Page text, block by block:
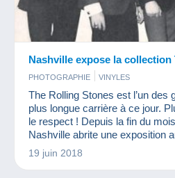
Nashville expose la
PHOTOGRAPHIE VINYLES
The Rolling Stones est l’un des
plus longue carrière à ce jour.
le respect ! Depuis la fin du
Nashville abrite une exposition
mythique. Des costumes aux
ainsi que de nombreux
19 juin 2018